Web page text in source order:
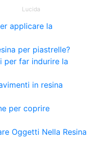
Glitter Epossidico
epossidiche
epossidico
Colla
pro e
plastica See
Lucida
applicare la
per piastrelle?
per far indurire la
in resina
per coprire
Oggetti Nella Resina